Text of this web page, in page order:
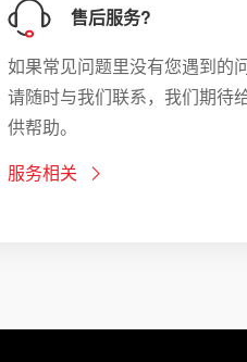
售后服务?
如果常见问题里没有您遇到的问
请随时与我们联系，我们期待
供帮助。
服务相关